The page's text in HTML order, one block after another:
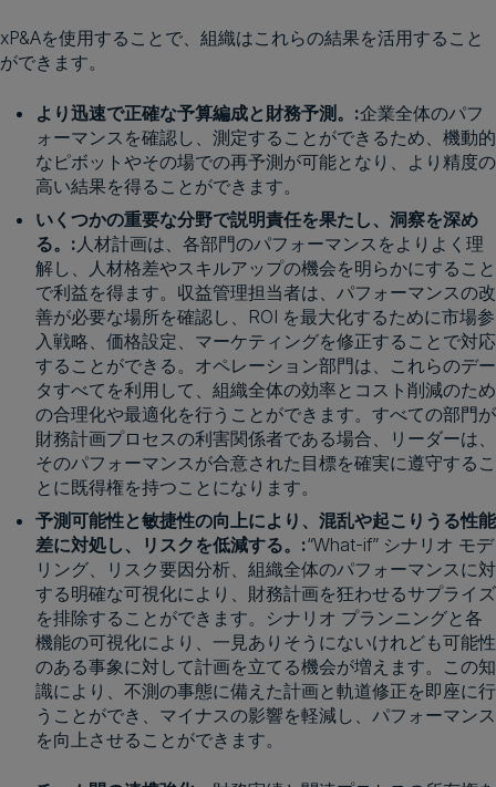
xP&Aを使用することで、組織はこれらの結果を活用すること
ができます。
より迅速で正確な予算編成と財務予測。:企業全体のパフ
ォーマンスを確認し、測定することができるため、機動的
なピボットやその場での再予測が可能となり、より精度の
高い結果を得ることができます。
いくつかの重要な分野で説明責任を果たし、洞察を深め
る。: 人材計画は、各部門のパフォーマンスをよりよく理
解し、人材格差やスキルアップの機会を明らかにすること
で利益を得ます。収益管理担当者は、パフォーマンスの改
善が必要な場所を確認し、ROI を最大化するために市場参
入戦略、価格設定、マーケティングを修正することで対応
することができる。オペレーション部門は、これらのデー
タすべてを利用して、組織全体の効率とコスト削減のため
の合理化や最適化を行うことができます。すべての部門が
財務計画プロセスの利害関係者である場合、リーダーは、
そのパフォーマンスが合意された目標を確実に遵守するこ
とに既得権を持つことになります。
予測可能性と敏捷性の向上により、混乱や起こりうる性能
差に対処し、リスクを低減する。:“What-if” シナリオ モデ
リング、リスク要因分析、組織全体のパフォーマンスに対
する明確な可視化により、財務計画を狂わせるサプライズ
を排除することができます。シナリオ プランニングと各
機能の可視化により、一見ありそうにないけれども可能性
のある事象に対して計画を立てる機会が増えます。この知
識により、不測の事態に備えた計画と軌道修正を即座に行
うことができ、マイナスの影響を軽減し、パフォーマンス
を向上させることができます。